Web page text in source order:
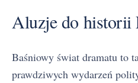
Aluzje do historii
Baśniowy świat dramatu to
prawdziwych wydarzeń